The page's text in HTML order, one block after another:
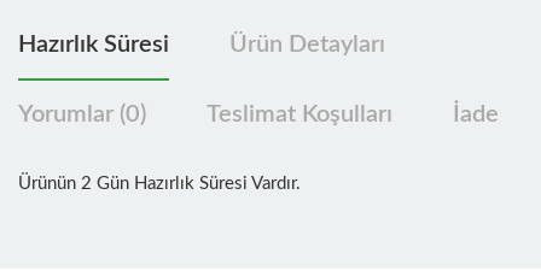
Hazırlık Süresi Ürün Detayları
Yorumlar (0) Teslimat Koşulları İade
Ürünün 2 Gün Hazırlık Süresi Vardır.